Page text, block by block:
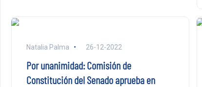
Natalia Palma 26-12-2022
Por unanimidad: Comisión de
Constitución del Senado aprueba en